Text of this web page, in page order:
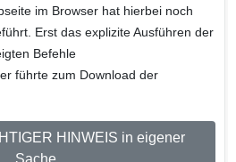
im Browser hat hierbei noch
Erst das explizite Ausführen der
Befehle
führte zum Download der
HINWEIS in eigener